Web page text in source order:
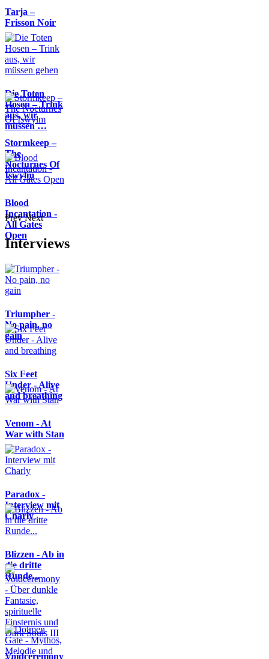
Tarja –
Frisson Noir
Die Toten
Hosen – Trink
aus, wir
müssen …
Stormkeep –
The
Nocturnes Of
Iswylm
Blood
Incantation -
All Gates
Open
Prev Next
Interviews
Triumpher -
No pain, no
gain
Six Feet
Under - Alive
and breathing
Venom - At
War with Stan
Paradox -
Interview mit
Charly
Blizzen - Ab in
die dritte
Runde...
Voidceremony